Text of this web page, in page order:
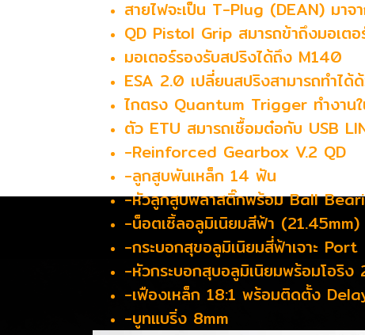
สายไฟจะเป็น T-Plug (DEAN) มาจ
QD Pistol Grip สมารถข้าถึงมอเตอ
มอเตอร์รองรับสปริงได้ถึง M140
ESA 2.0 เปลี่ยนสปริงสามารถทำไ
ไกตรง Quantum Trigger ทำงาน
ตัว ETU สมารถเชื้อมต๋อกับ USB
-Reinforced Gearbox V.2 QD
-ลูกสูบพันเหล็ก 14 ฟัน
-หัวลูกสูบพลาสติ๊กพร้อม Ball
-น็อตเซิ้ลอลูมิเนิยมสีฟ้า (21.45mm)
-กระบอกสุขอลูมิเนิยมสี่ฟ้าเจาะ Port
-หัวกระบอกสุบอลูมิเนิยมพร้อมโอริง
-เฟืองเหล็ก 18:1 พร้อมติดตั้ง
-บูทแบริ่ง 8mm